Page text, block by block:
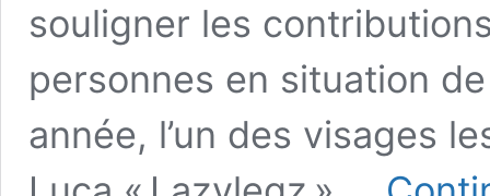
souligner les
personnes en situation
année, l’un des visages